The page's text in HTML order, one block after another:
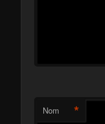
Nom *